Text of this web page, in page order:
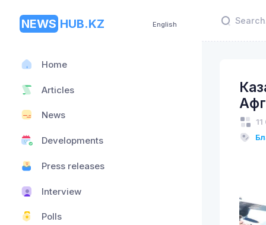
NEWS HUB.KZ English
Home
Articles
News
Developments
Press releases
Interview
Polls